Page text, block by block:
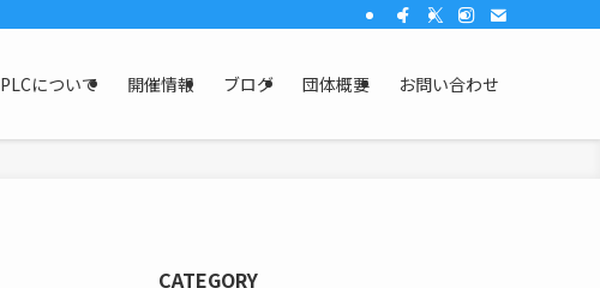
PLCについて 開催情報 ブログ 団体概要 お問い合わせ
CATEGORY